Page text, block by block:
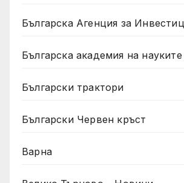
Българска Агенция за
Българска академия на науките
Български трактори
Български Червен кръст
Варна